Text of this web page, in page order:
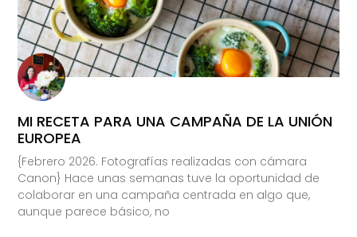
MI RECETA PARA UNA CAMPAÑA DE LA UNIÓN
EUROPEA
{Febrero 2026. Fotografías realizadas con cámara
Canon} Hace unas semanas tuve la oportunidad de
colaborar en una campaña centrada en algo que,
aunque parece básico, no